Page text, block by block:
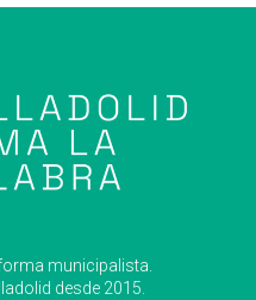
municipalista.
desde 2015.